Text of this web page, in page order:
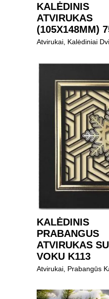
Į
KALĖDINIS
ATVIRUKAS
(105X148MM)
Atvirukai Kalėdiniai
Į
KALĖDINIS
PRABANGUS
ATVIRUKAS SU
VOKU K113
Atvirukai Prabangūs